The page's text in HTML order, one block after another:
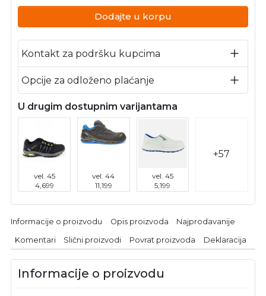
Dodajte u korpu
Kontakt za podršku kupcima
Opcije za odloženo plaćanje
U drugim dostupnim varijantama
vel. 45
4,699
vel. 44
11,199
vel. 45
5,199
+57
Informacije o proizvodu Opis proizvoda Najprodavanije
Komentari Slični proizvodi Povrat proizvoda Deklaracija
Informacije o proizvodu